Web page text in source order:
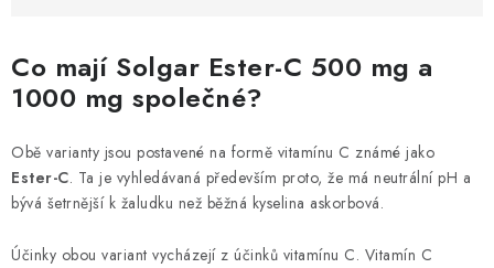
Co mají Solgar Ester-C 500 mg a
1000 mg společné?
Obě varianty jsou postavené na formě vitamínu C známé jako
Ester-C. Ta je vyhledávaná především proto, že má neutrální pH a
bývá šetrnější k žaludku než běžná kyselina askorbová.
Účinky obou variant vycházejí z účinků vitamínu C. Vitamín C